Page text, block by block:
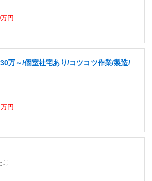
円
万～/個室社宅あり/コツコツ作業/製造/
円
こ